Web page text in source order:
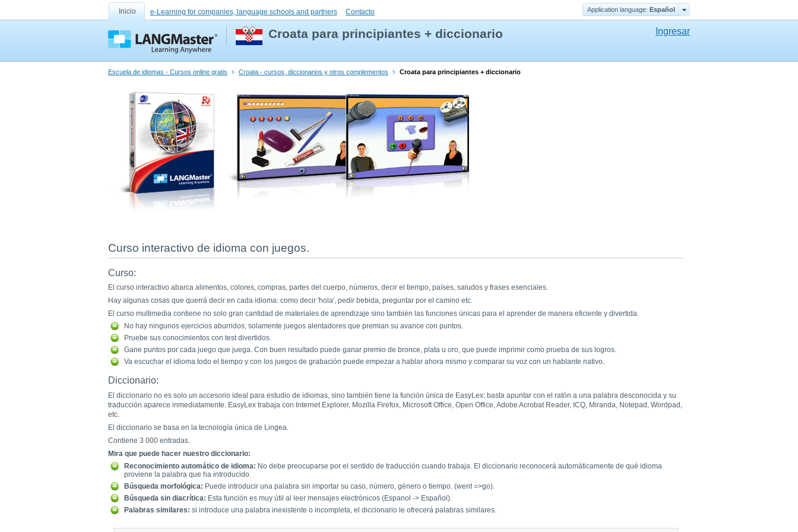
Inicio e-Learning for companies, language schools and partners Contacto Application language: Еspañol
Croata para principiantes + diccionario Ingresar
Escuela de idiomas - Cursos online gratis Croata - cursos, diccionarios y otros complementos Croata para principiantes + diccionario
Curso interactivo de idioma con juegos.
Curso:
El curso interactivo abarca alimentos, colores, compras, partes del cuerpo, números, decir el tiempo, países, saludos y frases esenciales.
Hay algunas cosas que querrá decir en cada idioma: como decir 'hola', pedir bebida, preguntar por el camino etc.
El curso multimedia contiene no solo gran cantidad de materiales de aprendizaje sino también las funciones únicas para el aprender de manera eficiente y divertida.
No hay ningunos ejercicios aburridos; solamente juegos alentadores que premian su avance con puntos.
Pruebe sus conocimientos con test divertidos.
Gane puntos por cada juego que juega. Con buen resultado puede ganar premio de bronce, plata u oro, que puede imprimir como prueba de sus logros.
Va escuchar el idioma todo el tiempo y con los juegos de grabación puede empezar a hablar ahora mismo y comparar su voz con un hablante nativo.
Diccionario:
El diccionario no es solo un accesorio ideal para estudio de idiomas, sino también tiene la función única de EasyLex: basta apuntar con el ratón a una palabra desconocida y su
traducción aparece inmediatamente. EasyLex trabaja con Internet Explorer, Mozilla Firefox, Microsoft Office, Open Office, Adobe Acrobat Reader, ICQ, Miranda, Notepad, Wordpad,
etc.
El diccionario se basa en la tecnología única de Lingea.
Contiene 3 000 entradas.
Mira que puede hacer nuestro diccionario:
Reconocimiento automático de idioma: No debe preocuparse por el sentido de traducción cuando trabaja. El diccionario reconocerá automáticamente de qué idioma
proviene la palabra que ha introducido.
Búsqueda morfológica: Puede introducir una palabra sin importar su caso, número, género o tiempo. (went =>go).
Búsqueda sin diacrítica: Esta función es muy útil al leer mensajes electrónicos (Espanol -> Español).
Palabras similares: si introduce una palabra inexistente o incompleta, el diccionario le ofrecerá palabras similares.